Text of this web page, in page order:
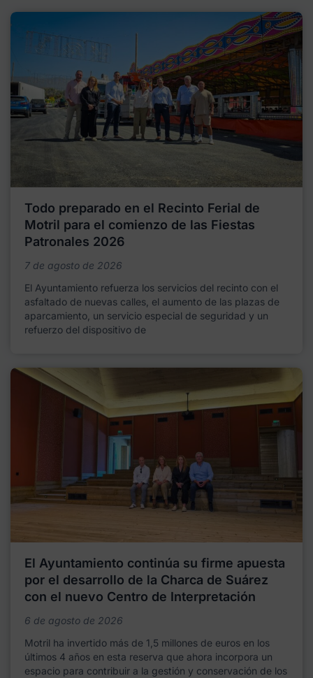
Todo preparado en el Recinto Ferial de
Motril para el comienzo de las Fiestas
Patronales 2026
7 de agosto de 2026
El Ayuntamiento refuerza los servicios del recinto con el
asfaltado de nuevas calles, el aumento de las plazas de
aparcamiento, un servicio especial de seguridad y un
refuerzo del dispositivo de
El Ayuntamiento continúa su firme apuesta
por el desarrollo de la Charca de Suárez
con el nuevo Centro de Interpretación
6 de agosto de 2026
Motril ha invertido más de 1,5 millones de euros en los
últimos 4 años en esta reserva que ahora incorpora un
espacio para contribuir a la gestión y conservación de los